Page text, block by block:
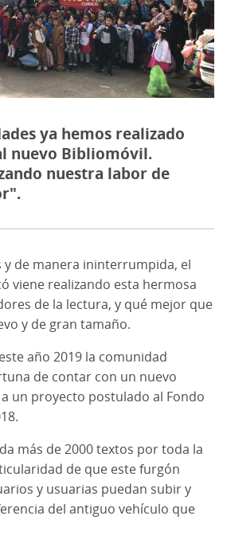
ya hemos realizado
nuevo Bibliomóvil.
nuestra labor de
y de manera ininterrumpida, el
viene realizando esta hermosa
de la lectura, y qué mejor que
y de gran tamaño.
año 2019 la comunidad
de contar con un nuevo
un proyecto postulado al Fondo
más de 2000 textos por toda la
de que este furgón
y usuarias puedan subir y
del antiguo vehículo que